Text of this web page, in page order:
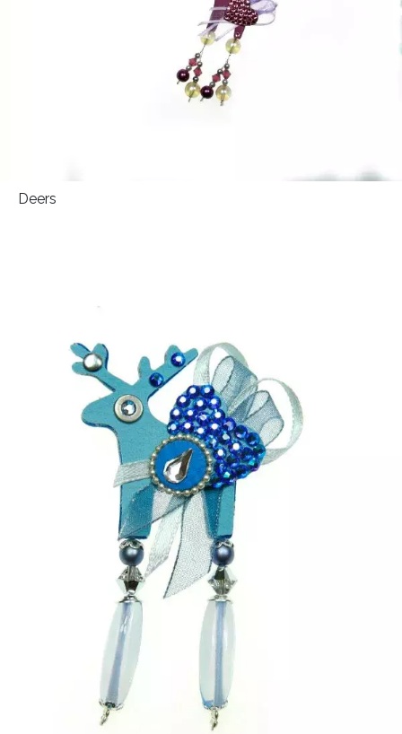
Deers